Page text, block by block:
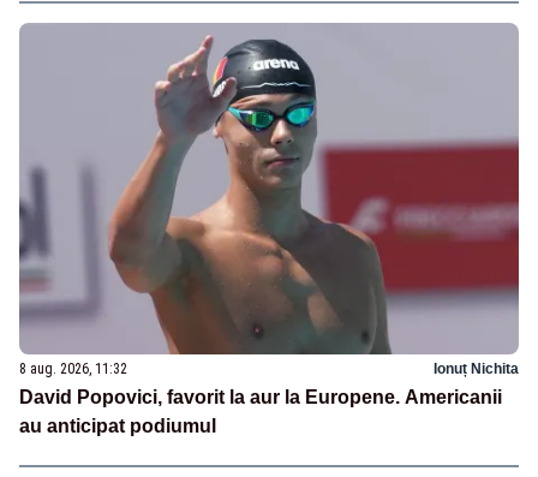
8 aug. 2026, 11:32 Ionuț Nichita
David Popovici, favorit la aur la Europene. Americanii
au anticipat podiumul